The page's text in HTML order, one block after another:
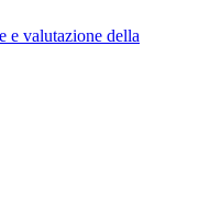
e valutazione della